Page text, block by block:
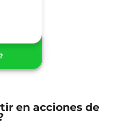
en acciones de